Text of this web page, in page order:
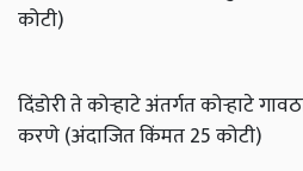
कोटी)
दिंडोरी ते कोऱ्हाटे अंतर्गत कोऱ्हाटे
करणे (अंदाजित किंमत 25 कोटी)